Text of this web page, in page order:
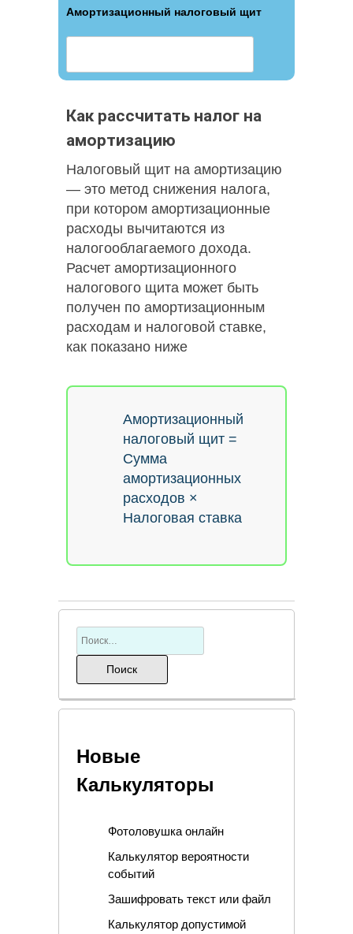
Амортизационный налоговый щит
Как рассчитать налог на
амортизацию
Налоговый щит на амортизацию
— это метод снижения налога,
при котором амортизационные
расходы вычитаются из
налогооблагаемого дохода.
Расчет амортизационного
налогового щита может быть
получен по амортизационным
расходам и налоговой ставке,
как показано ниже
Амортизационный
налоговый щит =
Сумма
амортизационных
расходов ×
Налоговая ставка
Новые
Калькуляторы
Фотоловушка онлайн
Калькулятор вероятности
событий
Зашифровать текст или файл
Калькулятор допустимой